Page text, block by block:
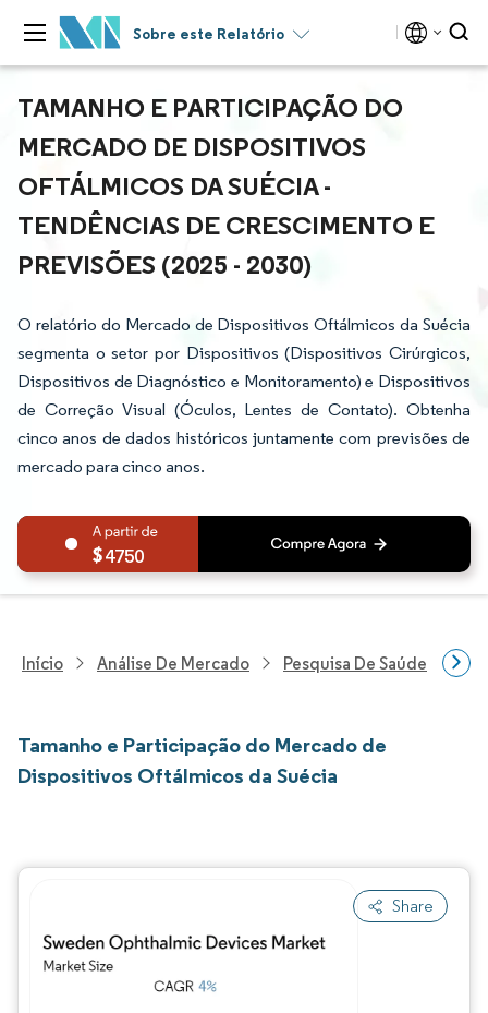
Sobre este Relatório
TAMANHO E PARTICIPAÇÃO DO
MERCADO DE DISPOSITIVOS
OFTÁLMICOS DA SUÉCIA -
TENDÊNCIAS DE CRESCIMENTO E
PREVISÕES (2025 - 2030)
O relatório do Mercado de Dispositivos Oftálmicos da Suécia
segmenta o setor por Dispositivos (Dispositivos Cirúrgicos,
Dispositivos de Diagnóstico e Monitoramento) e Dispositivos
de Correção Visual (Óculos, Lentes de Contato). Obtenha
cinco anos de dados históricos juntamente com previsões de
mercado para cinco anos.
4750
Início Análise De Mercado Pesquisa De Saúde
Tamanho e Participação do Mercado de
Dispositivos Oftálmicos da Suécia
Share